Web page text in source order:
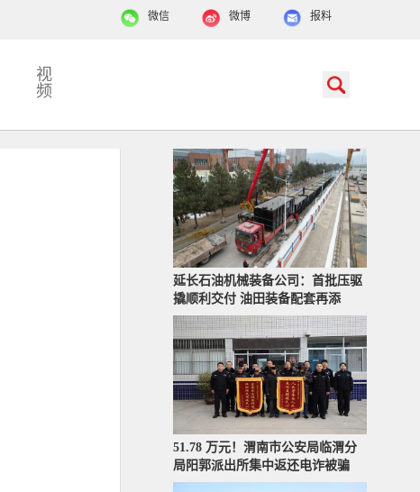
报料
微博
微信
视
频
延长石油机械装备公司：首批压驱
撬顺利交付 油田装备配套再添
51.78 万元！渭南市公安局临渭分
局阳郭派出所集中返还电诈被骗